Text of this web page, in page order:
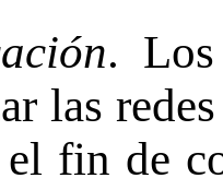
.
las
fin de